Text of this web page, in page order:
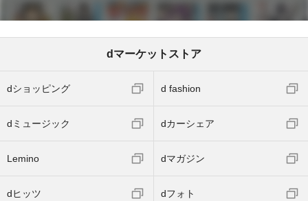
dマーケットストア
dショッピング d fashion
dミュージック dカーシェア
Lemino dマガジン
dヒッツ dフォト